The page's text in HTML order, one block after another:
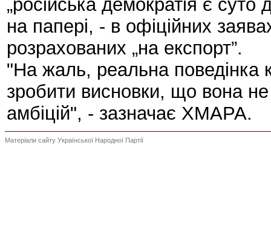
„російська демократія є суто
на папері, - в офіційних
розрахованих „на експорт”.
"На жаль, реальна поведінка
зробити висновки, що вона не
амбіцій", - зазначає ХМАРА.
Матеріали сайту Української Народної Партії